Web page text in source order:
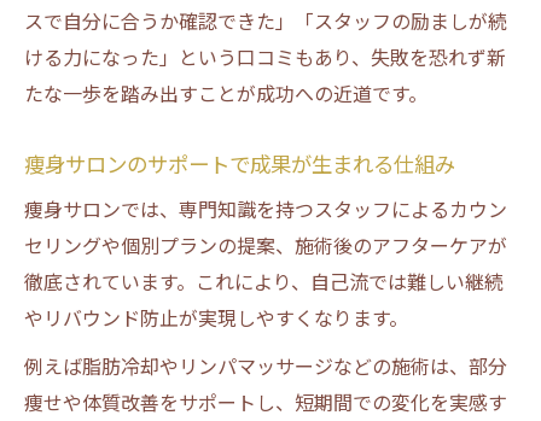
スで自分に合うか確認できた」「スタッフの励ましが続
ける力になった」という口コミもあり、失敗を恐れず新
たな一歩を踏み出すことが成功への近道です。
痩身サロンのサポートで成果が生まれる仕組み
痩身サロンでは、専門知識を持つスタッフによるカウン
セリングや個別プランの提案、施術後のアフターケアが
徹底されています。これにより、自己流では難しい継続
やリバウンド防止が実現しやすくなります。
例えば脂肪冷却やリンパマッサージなどの施術は、部分
痩せや体質改善をサポートし、短期間での変化を実感す